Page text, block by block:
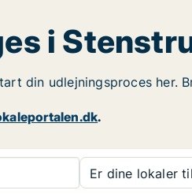
i
din udlejningsproces
.
Er dine lokaler